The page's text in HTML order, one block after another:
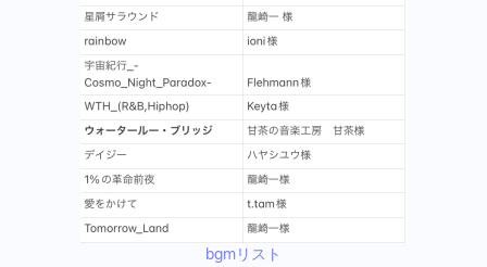
bgmリスト